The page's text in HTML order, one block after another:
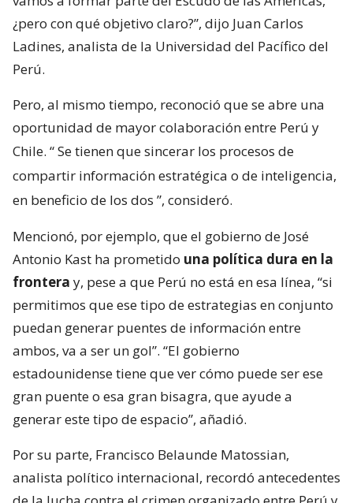
¿pero con qué objetivo claro?”, dijo Juan Carlos
Ladines, analista de la Universidad del Pacífico del
Perú.
Pero, al mismo tiempo, reconoció que se abre una
oportunidad de mayor colaboración entre Perú y
Chile. “Se tienen que sincerar los procesos de
compartir información estratégica o de inteligencia,
en beneficio de los dos ”, consideró.
Mencionó, por ejemplo, que el gobierno de José
Antonio Kast ha prometido una política dura en la
frontera y, pese a que Perú no está en esa línea, “si
permitimos que ese tipo de estrategias en conjunto
puedan generar puentes de información entre
ambos, va a ser un gol”. “El gobierno
estadounidense tiene que ver cómo puede ser ese
gran puente o esa gran bisagra, que ayude a
generar este tipo de espacio”, añadió.
Por su parte, Francisco Belaunde Matossian,
analista político internacional, recordó antecedentes